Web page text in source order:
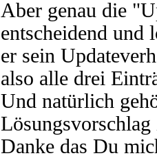
Aber genau die
entscheidend und
er sein
also alle drei
Und natürlich
Danke das Du